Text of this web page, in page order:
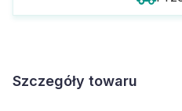
Szczegóły towaru